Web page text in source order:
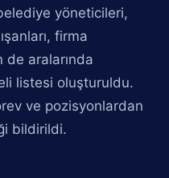
yöneticileri,
firma
aralarında
listesi oluşturuldu.
ve pozisyonlardan
bildirildi.